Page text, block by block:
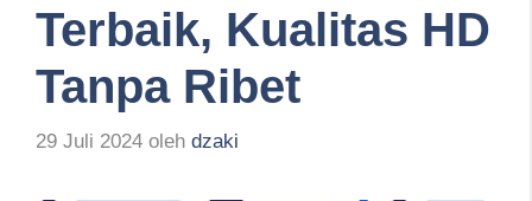
Terbaik, Kualitas HD
Tanpa Ribet
29 Juli 2024 oleh dzaki